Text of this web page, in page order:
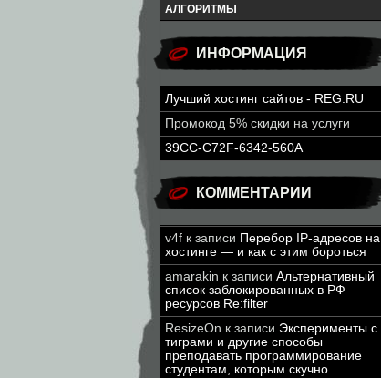
АЛГОРИТМЫ
ИНФОРМАЦИЯ
Лучший хостинг сайтов - REG.RU
Промокод 5% скидки на услуги
39CC-C72F-6342-560A
КОММЕНТАРИИ
v4f к записи Перебор IP-адресов на
хостинге — и как с этим бороться
amarakin к записи Альтернативный
список заблокированных в РФ
ресурсов Re:filter
ResizeOn к записи Эксперименты с
тиграми и другие способы
преподавать программирование
студентам, которым скучно